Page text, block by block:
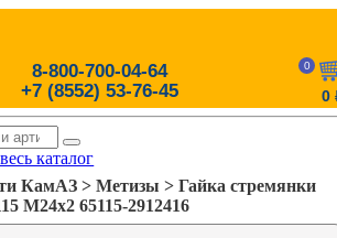
8-800-700-04-64
+7 (8552) 53-76-45
0
0
каталог
КамАЗ > Метизы > Гайка стремянки
М24х2 65115-2912416